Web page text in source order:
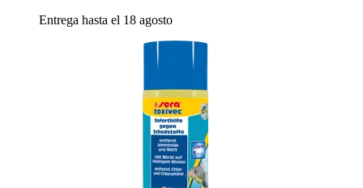
Entrega hasta el 18 agosto